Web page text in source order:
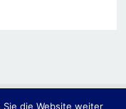
Sie die Website weiter